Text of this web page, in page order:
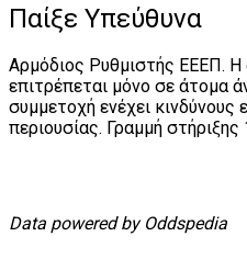
Παίξε Υπεύθυνα
Αρμόδιος Ρυθμιστής ΕΕΕΠ. Η
επιτρέπεται μόνο σε άτομα
συμμετοχή ενέχει κινδύνους
περιουσίας. Γραμμή στήριξης
Data powered by Oddspedia